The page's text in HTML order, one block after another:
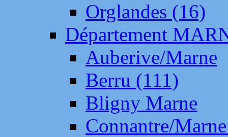
Orglandes (16)
Département
Auberive/Marne
Berru (111)
Bligny Marne
Connantre/